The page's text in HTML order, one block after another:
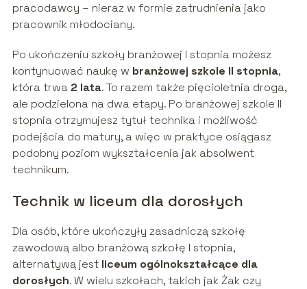
pracodawcy – nieraz w formie zatrudnienia jako
pracownik młodociany.
Po ukończeniu szkoły branżowej I stopnia możesz
kontynuować naukę w branżowej szkole II stopnia,
która trwa 2 lata. To razem także pięcioletnia droga,
ale podzielona na dwa etapy. Po branżowej szkole II
stopnia otrzymujesz tytuł technika i możliwość
podejścia do matury, a więc w praktyce osiągasz
podobny poziom wykształcenia jak absolwent
technikum.
Technik w liceum dla dorosłych
Dla osób, które ukończyły zasadniczą szkołę
zawodową albo branżową szkołę I stopnia,
alternatywą jest liceum ogólnokształcące dla
dorosłych. W wielu szkołach, takich jak Żak czy